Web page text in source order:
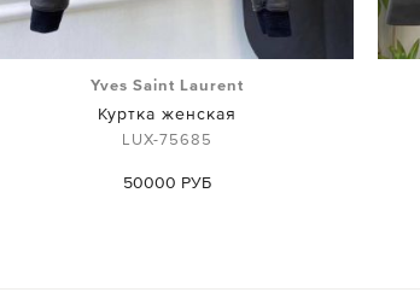
Yves Saint Laurent
Куртка женская
LUX-75685
50000 РУБ